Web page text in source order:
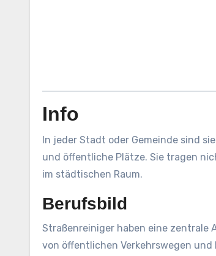
Info
In jeder Stadt oder Gemeinde sind
und öffentliche Plätze. Sie tragen
im städtischen Raum.
Berufsbild
Straßenreiniger haben eine zentrale
von öffentlichen Verkehrswegen und